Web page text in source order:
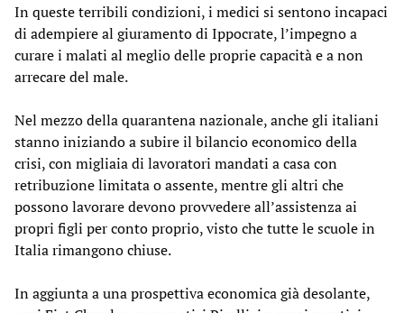
In queste terribili condizioni, i medici si sentono incapaci
di adempiere al giuramento di Ippocrate, l’impegno a
curare i malati al meglio delle proprie capacità e a non
arrecare del male.
Nel mezzo della quarantena nazionale, anche gli italiani
stanno iniziando a subire il bilancio economico della
crisi, con migliaia di lavoratori mandati a casa con
retribuzione limitata o assente, mentre gli altri che
possono lavorare devono provvedere all’assistenza ai
propri figli per conto proprio, visto che tutte le scuole in
Italia rimangono chiuse.
In aggiunta a una prospettiva economica già desolante,